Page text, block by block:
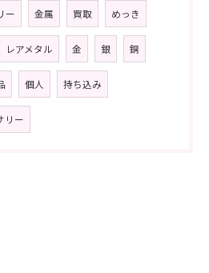
ー 金属 買取 めっき
レアメタル 金 銀 銅
個人 持ち込み
リー